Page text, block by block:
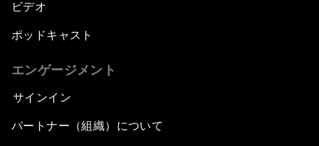
ビデオ
ポッドキャスト
エンゲージメント
サインイン
パートナー（組織）について